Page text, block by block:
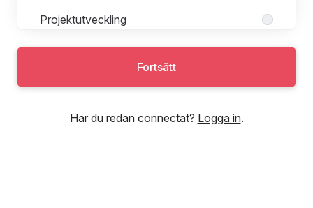
Projektutveckling
Fortsätt
Har du redan connectat? Logga in.